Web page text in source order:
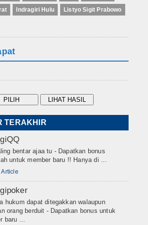
Indragiri Hulu Listyo Sigit Prabowo
TERAKHIR
bentar ajaa tu - Dapatkan bonus
untuk member baru !! Hanya di ...
Article
hukum dapat ditegakkan walaupun
orang berduit - Dapatkan bonus untuk
baru ...